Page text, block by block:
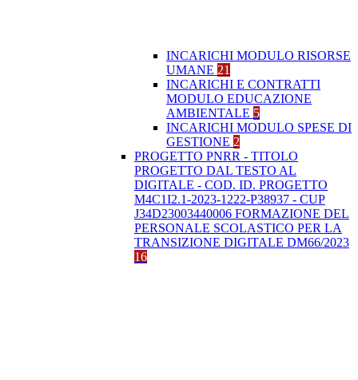
INCARICHI MODULO RISORSE
UMANE 21
INCARICHI E CONTRATTI
MODULO EDUCAZIONE
AMBIENTALE 5
INCARICHI MODULO SPESE DI
GESTIONE 2
PROGETTO PNRR - TITOLO
PROGETTO DAL TESTO AL
DIGITALE - COD. ID. PROGETTO
M4C1I2.1-2023-1222-P38937 - CUP
J34D23003440006 FORMAZIONE DEL
PERSONALE SCOLASTICO PER LA
TRANSIZIONE DIGITALE DM66/2023
16